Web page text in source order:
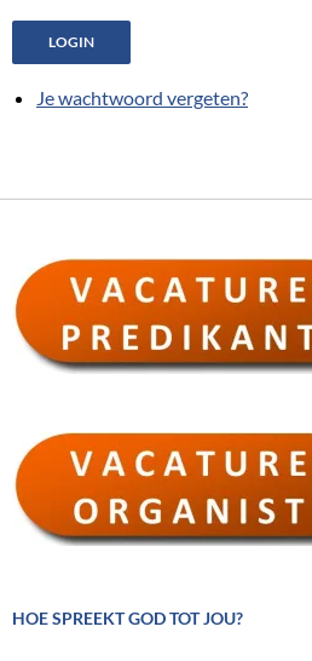
LOGIN
Je wachtwoord vergeten?
HOE SPREEKT GOD TOT JOU?